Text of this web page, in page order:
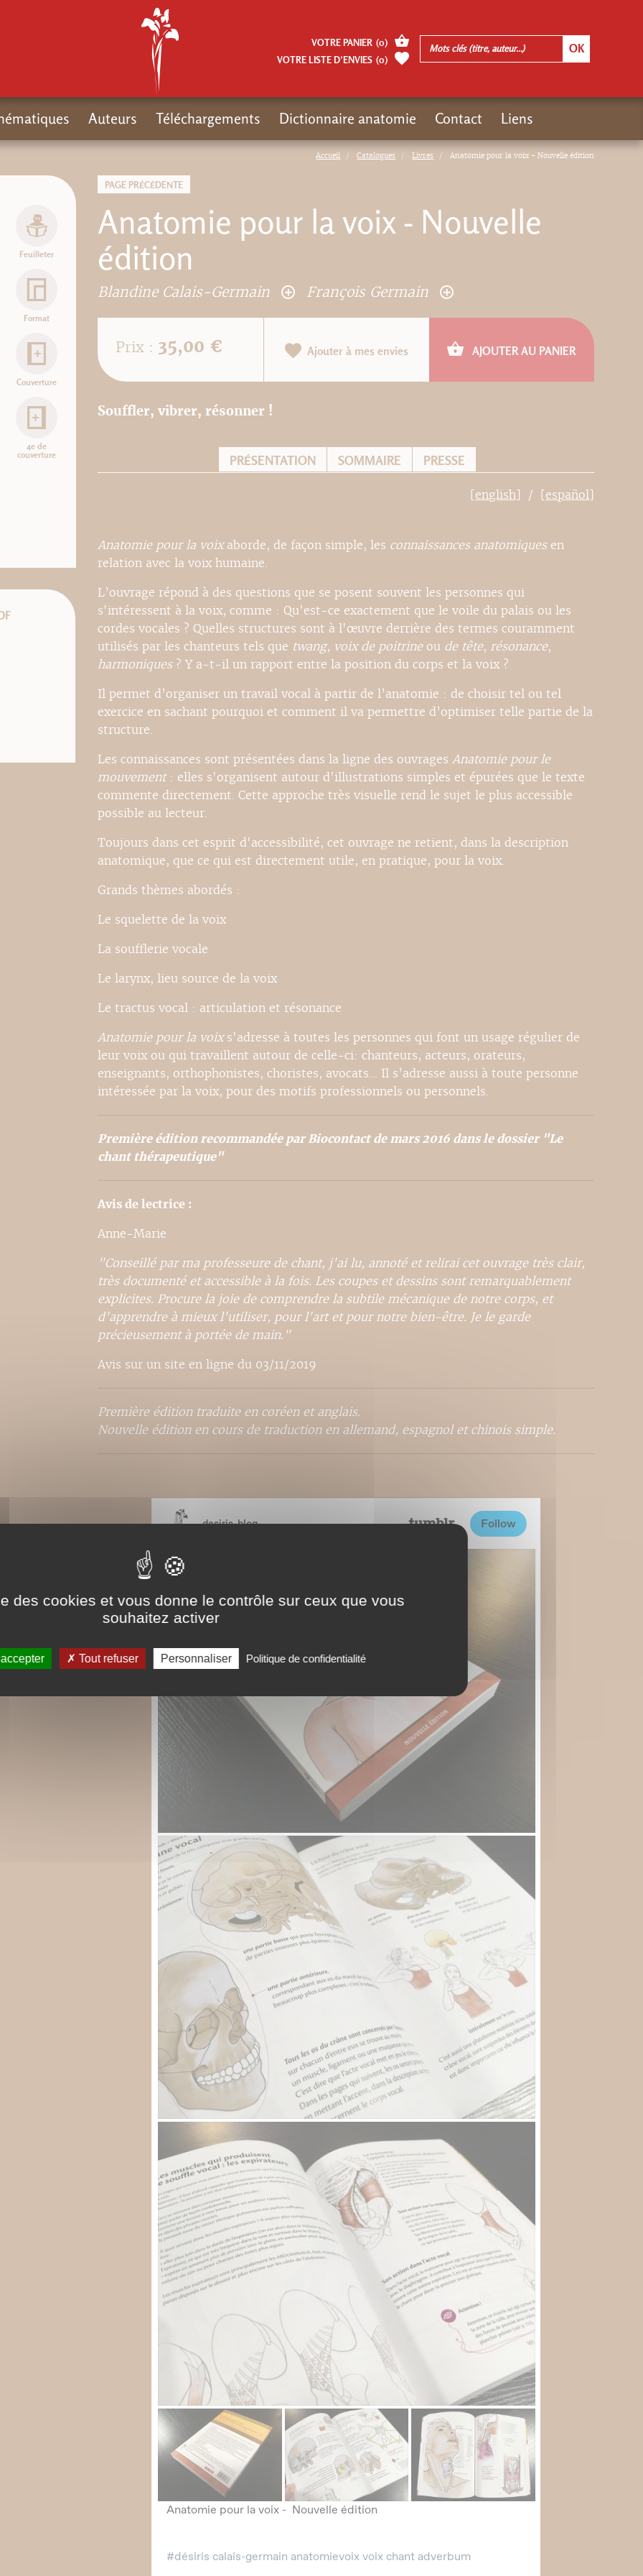
Accueil Catalogues Livres Anatomie pour la voix - Nouvelle édition
PAGE PRÉCÉDENTE
Anatomie pour la voix - Nouvelle
édition
Blandine Calais-Germain François Germain
Feuilleter
Format
Couverture
4e de
couverture
Prix : 35,00 € Ajouter à mes envies AJOUTER AU PANIER
Souffler, vibrer, résonner !
PRÉSENTATION SOMMAIRE PRESSE
[english] [español]
Anatomie pour la voixaborde, de façon simple, les connaissances anatomiquesen
relation avec la voix humaine.
L’ouvrage répond à des questions que se posent souvent les personnes qui
s'intéressent à la voix, comme : Qu'est-ce exactement que le voile du palais ou les
cordes vocales ? Quelles structures sont à l'œuvre derrière des termes couramment
utilisés par les chanteurs tels que twang, voix de poitrineou de tête, résonance,
harmoniques? Y a-t-il un rapport entre la position du corps et la voix ?
Il permet d’organiser un travail vocal à partir de l’anatomie : de choisir tel ou tel
exercice en sachant pourquoi et comment il va permettre d’optimiser telle partie de la
structure.
Les connaissances sont présentées dans la ligne des ouvrages Anatomie pour le
mouvement: elles s'organisent autour d'illustrations simples et épurées que le texte
commente directement. Cette approche très visuelle rend le sujet le plus accessible
possible au lecteur.
Toujours dans cet esprit d'accessibilité, cet ouvrage ne retient, dans la description
anatomique, que ce qui est directement utile, en pratique, pour la voix.
Grands thèmes abordés :
Le squelette de la voix
La soufflerie vocale
Le larynx, lieu source de la voix
Le tractus vocal : articulation et résonance
Anatomie pour la voixs'adresse à toutes les personnes qui font un usage régulier de
leur voix ou qui travaillent autour de celle-ci: chanteurs, acteurs, orateurs,
enseignants, orthophonistes, choristes, avocats… Il s’adresse aussi à toute personne
intéressée par la voix, pour des motifs professionnels ou personnels.
Première édition recommandée par Biocontact de mars 2016 dans le dossier "Le
chant thérapeutique"
Avis de lectrice :
Anne-Marie
"Conseillé par ma professeure de chant, j'ai lu, annoté et relirai cet ouvrage très clair,
très documenté et accessible à la fois. Les coupes et dessins sont remarquablement
explicites. Procure la joie de comprendre la subtile mécanique de notre corps, et
d'apprendre à mieux l'utiliser, pour l'art et pour notre bien-être. Je le garde
précieusement à portée de main."
Avis sur un site en ligne du 03/11/2019
Première édition traduite en coréen et anglais.
Nouvelle édition en cours de traduction en allemand, espagnol et chinois simple.
VOTRE PANIER (0)
VOTRE LISTE D’ENVIES (0)
Auteurs Téléchargements Dictionnaire anatomie Contact Liens
des cookies et vous donne le contrôle sur ceux que vous
souhaitez activer
Tout refuser Personnaliser Politique de confidentialité